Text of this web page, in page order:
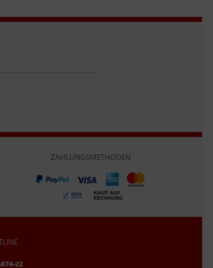
ZAHLUNGSMETHODEN
22